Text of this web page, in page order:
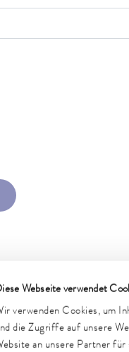
Webseite verwendet
verwenden Cookies, um
die Zugriffe auf unsere
an unsere Partner
LAUDA